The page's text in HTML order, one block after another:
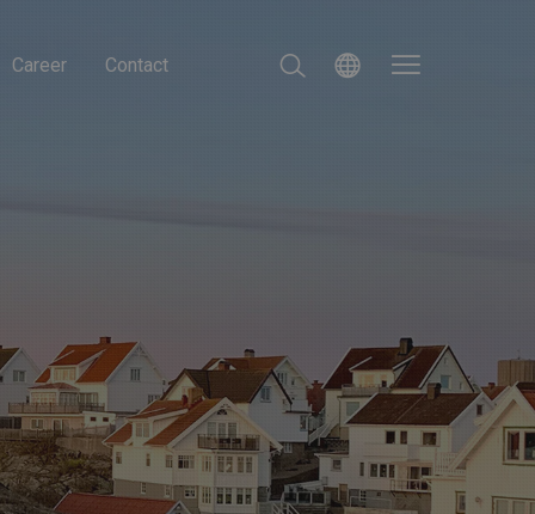
Career Contact